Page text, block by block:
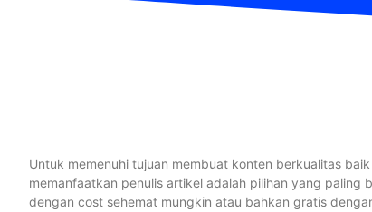
Untuk memenuhi tujuan membuat konten berkualitas
memanfaatkan penulis artikel adalah pilihan yang
dengan cost sehemat mungkin atau bahkan gratis